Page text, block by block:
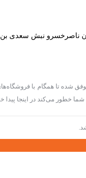
ناصرخسرو نبش سعدی بن
شده تا همگام با
خطور می‌کند در اینجا پیدا